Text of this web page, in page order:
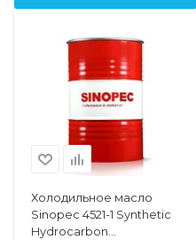
Холодильное масло
Sinopec 4521-1 Synthetic
Hydrocarbon